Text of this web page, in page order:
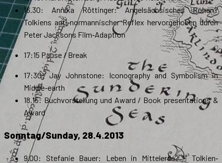
16.30: Annika Röttinger: Angelsächsisches Rohan?
Tolkiens anti‐normannischer Reflex hervorgehoben durch
Peter Jacksons Film‐Adaption
17:15 Pause / Break
17:30: Jay Johnstone: Iconography and Symbolism in
Middle-earth
18.15: Buchvorstellung und Award / Book presentations &
Award
Sonntag/Sunday, 28.4.2013
9.00: Stefanie Bauer: Leben in Mittelerde? – Tolkien‐